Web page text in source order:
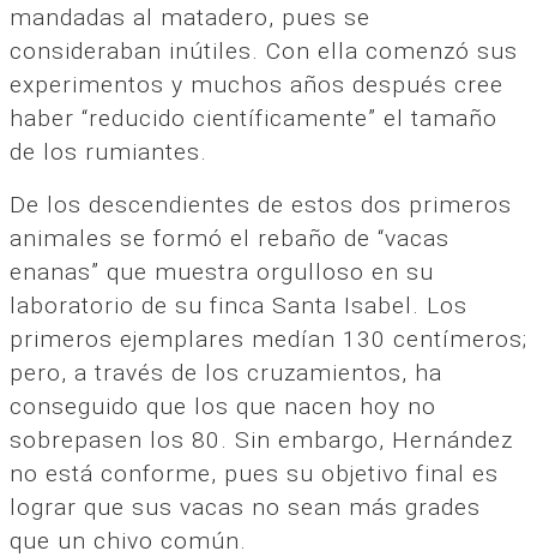
mandadas al matadero, pues se
consideraban inútiles. Con ella comenzó sus
experimentos y muchos años después cree
haber “reducido científicamente” el tamaño
de los rumiantes.
De los descendientes de estos dos primeros
animales se formó el rebaño de “vacas
enanas” que muestra orgulloso en su
laboratorio de su finca Santa Isabel. Los
primeros ejemplares medían 130 centímeros;
pero, a través de los cruzamientos, ha
conseguido que los que nacen hoy no
sobrepasen los 80. Sin embargo, Hernández
no está conforme, pues su objetivo final es
lograr que sus vacas no sean más grades
que un chivo común.